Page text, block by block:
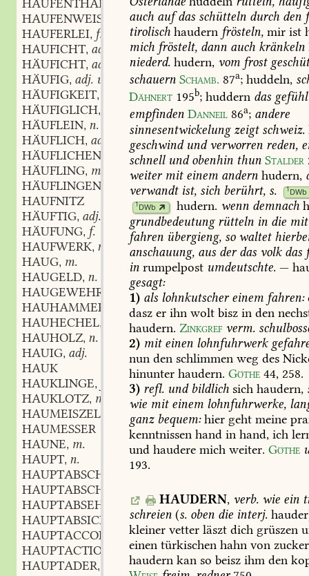
HAUFENTHAL
HAUFENWEISE
adv.
HAUFERLEI, f.
HAUFICHT, adj.
HÄUFICHT, adj.
HÄUFIG, adj. und adv.
HÄUFIGKEIT,
HÄUFIGLICH,
HÄUFLEIN, n.
HÄUFLICH, adj.
HÄUFLICHEN
HÄUFLING, m.
HÄUFLINGEN
HAUFNITZ
HÄUFTIG, adj.
HÄUFUNG, f.
HAUFWERK, n.
HAUG, m.
HAUGELD, n.
HAUGEWEHR
HAUHAMMER
HAUHECHEL,
HAUHOLZ, n.
HAUIG, adj.
HAUK
HAUKLINGE,
HAUKLOTZ, m.
HAUMEISZEL
HAUMESSER
HAUNE, m.
HAUPT, n.
HAUPTABSCHIED
m.
HAUPTABSCHNITT
HAUPTABSEHEN
n.
HAUPTABSICHT
HAUPTACCORD
m.
HAUPTACTION
HAUPTADER,
auch aufdas schütteln durch den
tirolisch haudern frösteln, mir ist
mich fröstelt, dann auch kränkeln
niederd. hudern, vom frost
schauern Schamb. 87a; huddeln,
Dähnert 195b; huddern das gefühl
empfinden Danneil 86a; andere
sinnesentwickelungzeigtschweiz.
geschwindundverworren reden,
schnellundobenhin thun Stalder
weitermiteinem andern hudern,
verwandtist, sich berührt, s. 1DWb
1DWb hudern. wenn demnach
grundbedeutungrütteln in die mit
fahren übergieng, sowaltet
anschauung, aus derdas volkdas
in rumpelpost umdeutschte. —
gesagt:
1) als lohnkutschereinem fahren:
dasz er ihn wolt bisz in den
haudern. Zinkgref verm.
2) miteinen lohnfuhrwerk
nun den schlimmen weg des
hinunter haudern. Göthe 44, 258.
3) refl. undbildlich sich haudern,
wie miteinem lohnfuhrwerke,
ganzbequem:hier geht meine
kenntnissen hand in hand, ich
und haudere mich weiter. Göthe
193.
HAUDERN, verb. wieein
schreien (s. oben die interj.
kleiner vetter läszt dich grüszen
einen türkischen hahn von
haudern kan so beisz ihm den